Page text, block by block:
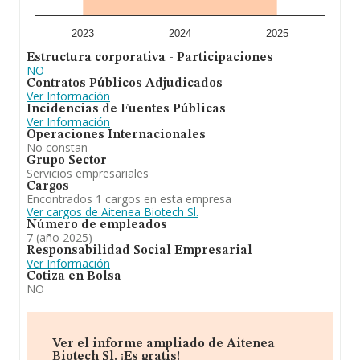
alcanza los 12 años desde la constitución.
empresa de biotecnología promovida por el consejo
superior de investigaciones científicas (csic) dedicada a
la investigación y desarrollo de fármacos, materiales y
compuestos químicos. En el ranking de su sector, es
decir %cnae%, ha experimentado una subida. Frente al
2024, en el ranking nacional, de todas las empresas en
España, la empresa ha experimentado una mejora.
2023 2024 2025
Estructura corporativa - Participaciones
NO
Contratos Públicos Adjudicados
Ver Información
Incidencias de Fuentes Públicas
Ver Información
Operaciones Internacionales
No constan
Grupo Sector
Servicios empresariales
Cargos
Encontrados 1 cargos en esta empresa
Ver cargos de Aitenea Biotech Sl.
Número de empleados
7 (año 2025)
Responsabilidad Social Empresarial
Ver Información
Cotiza en Bolsa
NO
Ver el informe ampliado de Aitenea
Biotech Sl. ¡Es gratis!